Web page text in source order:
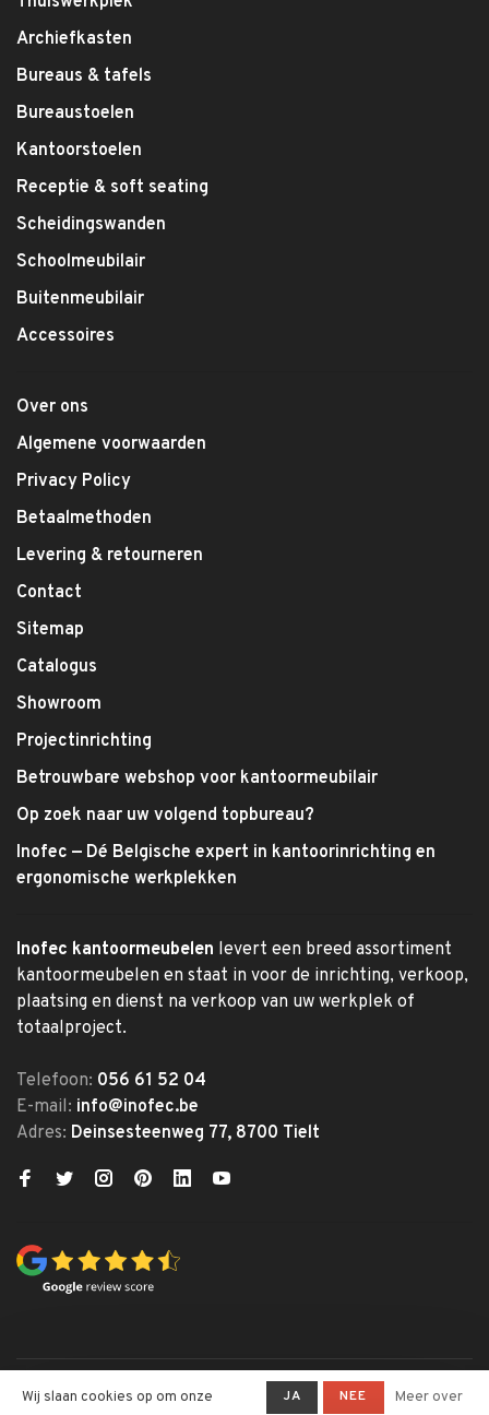
Archiefkasten
Bureaus & tafels
Bureaustoelen
Kantoorstoelen
Receptie & soft seating
Scheidingswanden
Schoolmeubilair
Buitenmeubilair
Accessoires
Over ons
Algemene voorwaarden
Privacy Policy
Betaalmethoden
Levering & retourneren
Contact
Sitemap
Catalogus
Showroom
Projectinrichting
Betrouwbare webshop voor kantoormeubilair
Op zoek naar uw volgend topbureau?
Inofec — Dé Belgische expert in kantoorinrichting en
ergonomische werkplekken
Inofec kantoormeubelen levert een breed assortiment
kantoormeubelen en staat in voor de inrichting, verkoop,
plaatsing en dienst na verkoop van uw werkplek of
totaalproject.
Telefoon: 056 61 52 04
E-mail: info@inofec.be
Adres: Deinsesteenweg 77, 8700 Tielt
© Copyright 2026 Inofec
Wij slaan cookies op om onze JA NEE Meer over